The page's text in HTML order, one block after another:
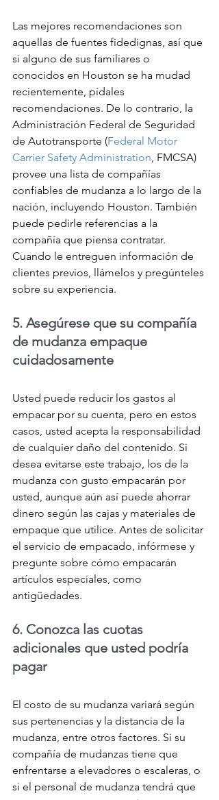
Las mejores recomendaciones son
aquellas de fuentes fidedignas, así que
si alguno de sus familiares o
conocidos en Houston se ha mudad
recientemente, pídales
recomendaciones. De lo contrario, la
Administración Federal de Seguridad
de Autotransporte (Federal Motor
Carrier Safety Administration, FMCSA)
provee una lista de compañías
confiables de mudanza a lo largo de la
nación, incluyendo Houston. También
puede pedirle referencias a la
compañía que piensa contratar.
Cuando le entreguen información de
clientes previos, llámelos y pregúnteles
sobre su experiencia.
5. Asegúrese que su compañía
de mudanza empaque
cuidadosamente
Usted puede reducir los gastos al
empacar por su cuenta, pero en estos
casos, usted acepta la responsabilidad
de cualquier daño del contenido. Si
desea evitarse este trabajo, los de la
mudanza con gusto empacarán por
usted, aunque aún así puede ahorrar
dinero según las cajas y materiales de
empaque que utilice. Antes de solicitar
el servicio de empacado, infórmese y
pregunte sobre cómo empacarán
artículos especiales, como
antigüedades.
6. Conozca las cuotas
adicionales que usted podría
pagar
El costo de su mudanza variará según
sus pertenencias y la distancia de la
mudanza, entre otros factores. Si su
compañía de mudanzas tiene que
enfrentarse a elevadores o escaleras, o
si el personal de mudanza tendrá que